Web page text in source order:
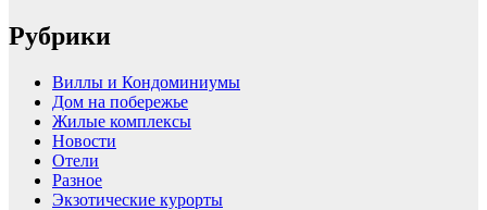
Рубрики
Виллы и Кондоминиумы
Дом на побережье
Жилые комплексы
Новости
Отели
Разное
Экзотические курорты